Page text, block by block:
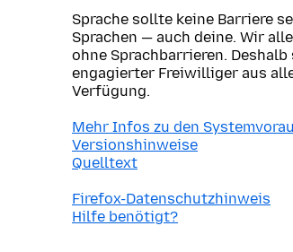
Sprache sollte keine Barriere
Sprachen — auch deine. Wir
ohne Sprachbarrieren.
engagierter Freiwilliger aus
Verfügung.
Mehr Infos zu den
Versionshinweise
Quelltext
Firefox-Datenschutzhinweis
Hilfe benötigt?